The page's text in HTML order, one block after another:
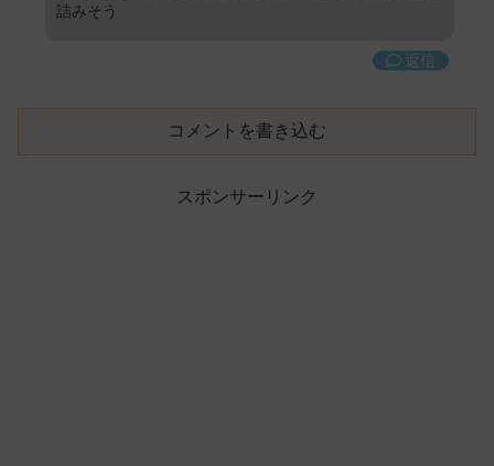
詰みそう
返信
コメントを書き込む
スポンサーリンク